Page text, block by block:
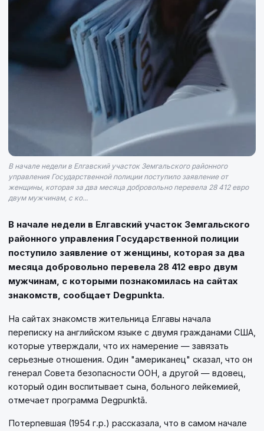
В начале недели в Елгавский участок Земгальского районного
управления Государственной полиции поступило заявление от
женщины, которая за два месяца добровольно перевела 28 412 евро
двум мужчинам, с ко...
В начале недели в Елгавский участок Земгальского
районного управления Государственной полиции
поступило заявление от женщины, которая за два
месяца добровольно перевела 28 412 евро двум
мужчинам, с которыми познакомилась на сайтах
знакомств, сообщает Degpunkta.
На сайтах знакомств жительница Елгавы начала
переписку на английском языке с двумя гражданами США,
которые утверждали, что их намерение — завязать
серьезные отношения. Один "американец" сказал, что он
генерал Совета безопасности ООН, а другой — вдовец,
который один воспитывает сына, больного лейкемией,
отмечает программа Degpunktā.
Потерпевшая (1954 г.р.) рассказала, что в самом начале